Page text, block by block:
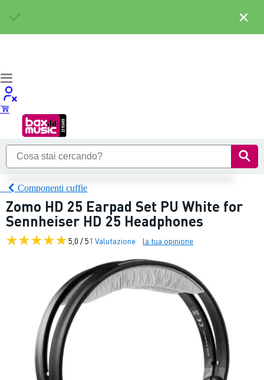
Componenti cuffie
Zomo HD 25 Earpad Set PU White for
Sennheiser HD 25 Headphones
5,0 / 51 Valutazione la tua opinione
×